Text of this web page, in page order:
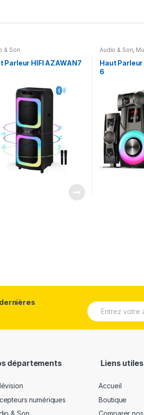
& Son
Parleur HIFI AZAWAN7
Audio & Son,
Haut Parleur
6
départements
numériques
Liens utiles
Accueil
Boutique